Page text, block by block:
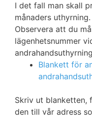
I det fall man skall
månaders uthyrning.
Observera att du
lägenhetsnummer
Blankett för
Skriv ut blanketten,
den till vår adress